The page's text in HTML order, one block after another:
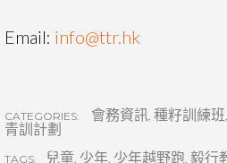
Email: info@ttr.hk
CATEGORIES: 會務資訊, 種籽訓練班,
青訓計劃
TAGS: 兒童, 少年, 少年越野跑, 毅行